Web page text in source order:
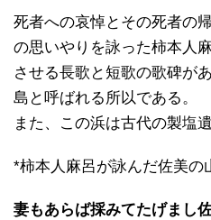
死者への哀悼とその死者の
の思いやりを詠った柿本人
させる長歌と短歌の歌碑が
島と呼ばれる所以である。
また、この浜は古代の製塩
*柿本人麻呂が詠んだ佐美の
妻もあらば採みてたげまし